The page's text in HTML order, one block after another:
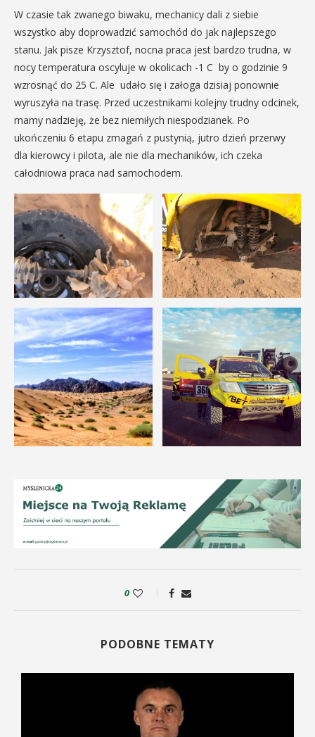
W czasie tak zwanego biwaku, mechanicy dali z siebie
wszystko aby doprowadzić samochód do jak najlepszego
stanu. Jak pisze Krzysztof, nocna praca jest bardzo trudna, w
nocy temperatura oscyluje w okolicach -1 C by o godzinie 9
wzrosnąć do 25 C. Ale udało się i załoga dzisiaj ponownie
wyruszyła na trasę. Przed uczestnikami kolejny trudny odcinek,
mamy nadzieję, że bez niemiłych niespodzianek. Po
ukończeniu 6 etapu zmagań z pustynią, jutro dzień przerwy
dla kierowcy i pilota, ale nie dla mechaników, ich czeka
całodniowa praca nad samochodem.
0
PODOBNE TEMATY